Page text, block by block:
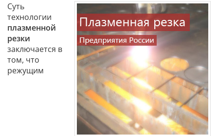
Суть
технологии
плазменной
резки
заключается в
том, что
режущим